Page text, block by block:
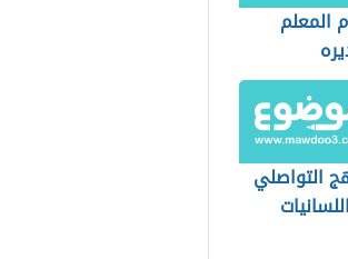
المعلم
التواصلي